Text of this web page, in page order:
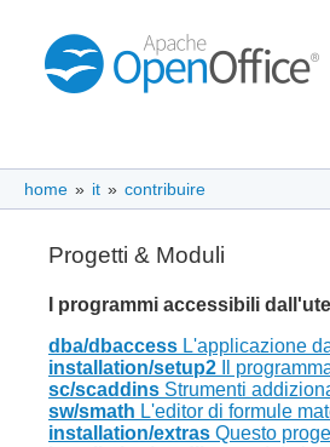
home » it » contribuire
Progetti & Moduli
I programmi accessibili
dba/dbaccess L'applicazione
installation/setup2 Il
sc/scaddins Strumenti
sw/smath L'editor di formule
installation/extras Questo